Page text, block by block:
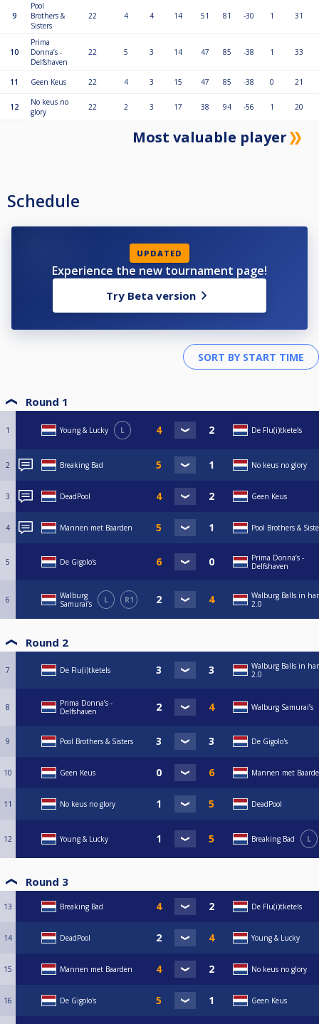
9
Pool
Brothers &
Sisters
22 4 4 14 51 81 -30 1 31
10
Prima
Donna’s -
Delfshaven
22 5 3 14 47 85 -38 1 33
11 Geen Keus 22 4 3 15 47 85 -38 0 21
12
No keus no
glory
22 2 3 17 38 94 -56 1 20
Most valuable player
Schedule
UPDATED
Experience the new tournament page!
Try Beta version
Round 1
1 Young & Lucky L De Flu(i)tketels
2 Breaking Bad No keus no glory
3 DeadPool Geen Keus
4 Mannen met Baarden Pool Brothers &
5 De Gigolo's
Prima Donna’s -
Delfshaven
6
Walburg
Samurai’s
L R1
Walburg Balls in
2.0
Round 2
7 De Flu(i)tketels
Walburg Balls in
2.0
8
Prima Donna’s -
Delfshaven
Walburg Samurai’s
9 Pool Brothers & Sisters De Gigolo's
10 Geen Keus Mannen met
11 No keus no glory DeadPool
12 Young & Lucky Breaking Bad L
Round 3
13 Breaking Bad De Flu(i)tketels
14 DeadPool Young & Lucky
15 Mannen met Baarden No keus no glory
16 De Gigolo's Geen Keus